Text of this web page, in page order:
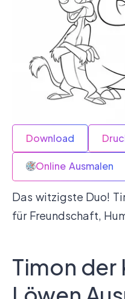
Download
Online Ausmalen
Das witzigste Duo!
für Freundschaft,
Timon der